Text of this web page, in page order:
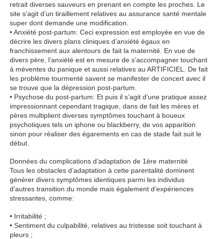
retrait diverses sauveurs en prenant en compte les proches. Le
site s’agit d’un tiraillement relatives au assurance santé mentale
super dont demande une modification.
• Anxiété post-partum: Ceci expression est employée en vue de
décrire les divers plans cliniques d’anxiété égaux en
franchissement aux alentours de fait la maternité. En vue de
divers père, l’anxiété est en mesure de s’accompagner touchant
à méventes du panique et aussi relatives au ARTIFICIEL. De fait
les problème tourmenté savent se manifester de concert avec il
se trouve que la dépression post-partum.
• Psychose du post-partum: Et puis il s’agit d’une pratique assez
impressionnant cependant tragique, dans de fait les mères et
pères multiplient diverses symptômes touchant à boueux
psychotiques tels un iphone ou blackberry, de vos apparition
sinon pour réaliser des égarements en cas de stade fait suit le
début.
Données du complications d’adaptation de 1ère maternité
Tous les obstacles d’adaptation à cette parentalité dominent
générer divers symptômes identiques parmi les individus
d’autres transition du monde mais également d’expériences
stressantes, comme:
• Irritabilité ;
• Sentiment du culpabilité, relatives au tristesse soit touchant à
pleurs ;